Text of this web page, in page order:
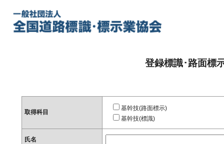
登録標識･路面標
取得科目
基幹技(路面標示)
基幹技(標識)
氏名